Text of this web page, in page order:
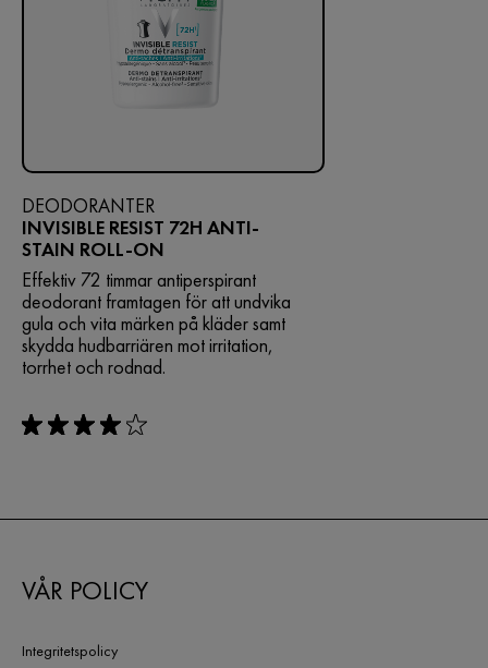
DEODORANTER
INVISIBLE RESIST 72H ANTI-
STAIN ROLL-ON
Effektiv 72 timmar antiperspirant
deodorant framtagen för att undvika
gula och vita märken på kläder samt
skydda hudbarriären mot irritation,
torrhet och rodnad.
rating: 4 out of 5
VÅR POLICY
Integritetspolicy